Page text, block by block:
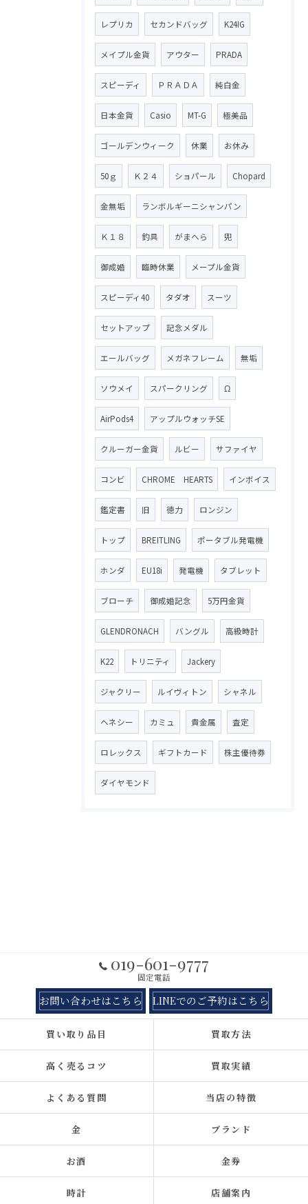
レプリカ セカンドバッグ K24IG
メイプル金貨 アウター PRADA
スピーディ ＰＲＡＤＡ 純白金
日本金貨 Casio MT-G 極美品
ゴールデンウィーク 休業 お休み
50ｇ Ｋ２４ ショパール Chopard
金無垢 ランボルギーニシャンパン
Ｋ１８ 釣具 がまへら 兜
御成婚 臨時休業 メープル金貨
スピーディ40 タダオ スーツ
セットアップ 記念メダル
エールバッグ メガネフレーム 無垢
ソウメイ スパークリング Ω
AirPods4 アップルウォッチSE
クルーガー金貨 ルビー サファイヤ
コンビ CHROME HEARTS インボイス
鑑定書 旧 徳力 ロンジン
トップ BREITLING ポータブル発電機
ホンダ EU18i 発電機 タブレット
ブローチ 御成婚記念 5万円金貨
GLENDRONACH バングル 高級時計
K22 トリニティ Jackery
ジャクリー ルイヴィトン シャネル
ヘネシー カミュ 貴金属 査定
ロレックス ギフトカード 株主優待券
ダイヤモンド
019-601-9777
固定電話
お問い合わせはこちら LINEでのご予約はこちら
買い取り品目 買取方法
高く売るコツ 買取実績
よくある質問 当店の特徴
金 ブランド
お酒 金券
時計 店舗案内